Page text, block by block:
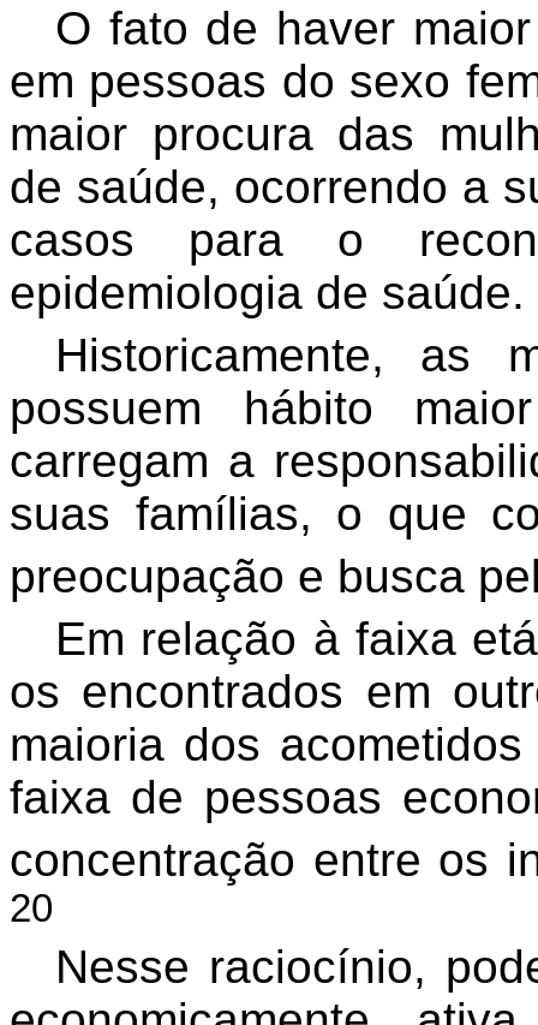
O fato de haver
em pessoas do sexo
maior procura das
de saúde, ocorrendo a
casos para o
epidemiologia de saúde.
Historicamente, as
possuem hábito
carregam a
suas famílias, o que
preocupação e busca
Em relação à faixa
os encontrados em
maioria dos
faixa de pessoas
concentração entre os
20
Nesse raciocínio,